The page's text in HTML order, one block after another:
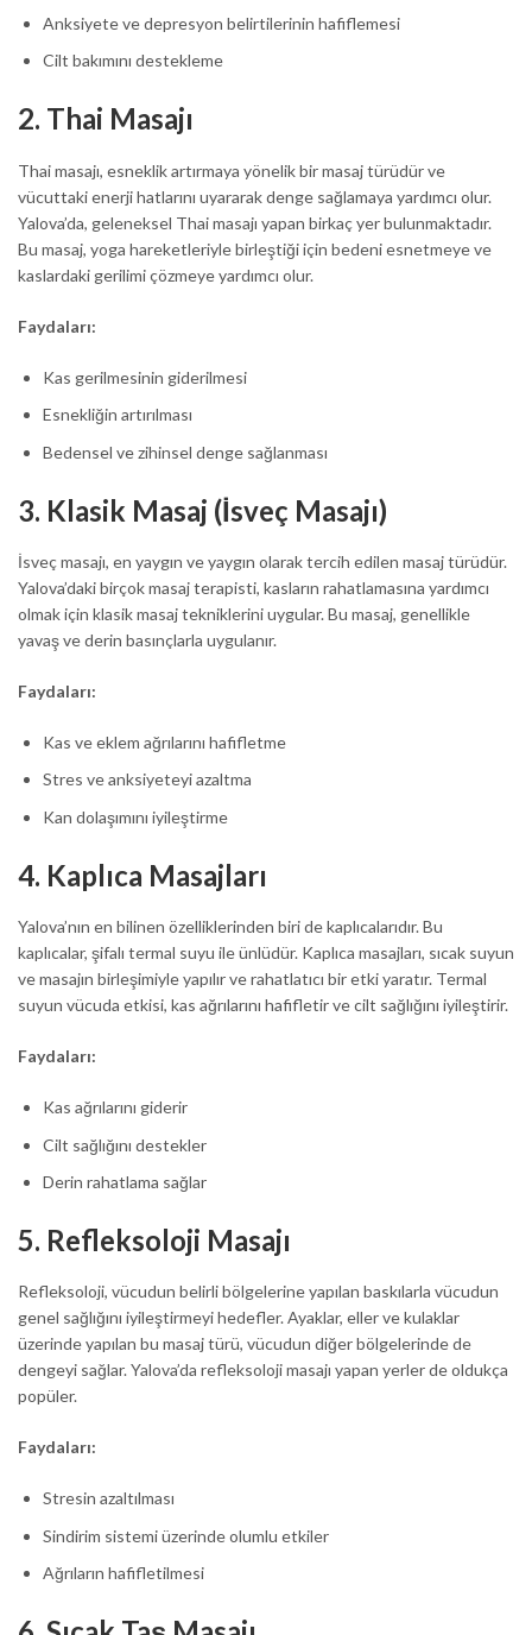
Anksiyete ve depresyon belirtilerinin hafiflemesi
Cilt bakımını destekleme
2. Thai Masajı
Thai masajı, esneklik artırmaya yönelik bir masaj türüdür ve
vücuttaki enerji hatlarını uyararak denge sağlamaya yardımcı olur.
Yalova’da, geleneksel Thai masajı yapan birkaç yer bulunmaktadır.
Bu masaj, yoga hareketleriyle birleştiği için bedeni esnetmeye ve
kaslardaki gerilimi çözmeye yardımcı olur.
Faydaları:
Kas gerilmesinin giderilmesi
Esnekliğin artırılması
Bedensel ve zihinsel denge sağlanması
3. Klasik Masaj (İsveç Masajı)
İsveç masajı, en yaygın ve yaygın olarak tercih edilen masaj türüdür.
Yalova’daki birçok masaj terapisti, kasların rahatlamasına yardımcı
olmak için klasik masaj tekniklerini uygular. Bu masaj, genellikle
yavaş ve derin basınçlarla uygulanır.
Faydaları:
Kas ve eklem ağrılarını hafifletme
Stres ve anksiyeteyi azaltma
Kan dolaşımını iyileştirme
4. Kaplıca Masajları
Yalova’nın en bilinen özelliklerinden biri de kaplıcalarıdır. Bu
kaplıcalar, şifalı termal suyu ile ünlüdür. Kaplıca masajları, sıcak suyun
ve masajın birleşimiyle yapılır ve rahatlatıcı bir etki yaratır. Termal
suyun vücuda etkisi, kas ağrılarını hafifletir ve cilt sağlığını iyileştirir.
Faydaları:
Kas ağrılarını giderir
Cilt sağlığını destekler
Derin rahatlama sağlar
5. Refleksoloji Masajı
Refleksoloji, vücudun belirli bölgelerine yapılan baskılarla vücudun
genel sağlığını iyileştirmeyi hedefler. Ayaklar, eller ve kulaklar
üzerinde yapılan bu masaj türü, vücudun diğer bölgelerinde de
dengeyi sağlar. Yalova’da refleksoloji masajı yapan yerler de oldukça
popüler.
Faydaları:
Stresin azaltılması
Sindirim sistemi üzerinde olumlu etkiler
Ağrıların hafifletilmesi